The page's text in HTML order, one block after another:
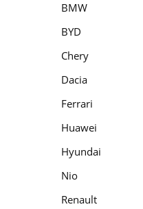
BMW
BYD
Chery
Dacia
Ferrari
Huawei
Hyundai
Nio
Renault